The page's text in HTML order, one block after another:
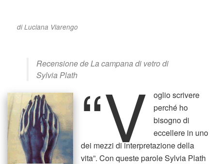
di Luciana Viarengo
Recensione deLa campana di vetrodi
Sylvia Plath “V
oglio scrivere
perché ho
bisogno di
eccellere in uno
dei mezzi di interpretazione della
vita”. Con queste parole Sylvia Plath